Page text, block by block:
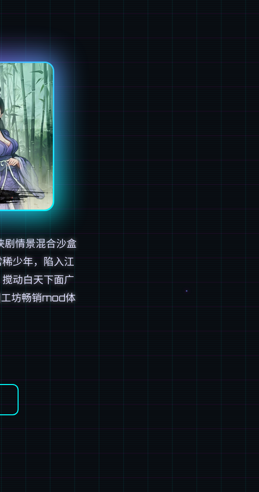
剧情景混合沙盒
少年，陷入江
动白天下面广
坊畅销mod体